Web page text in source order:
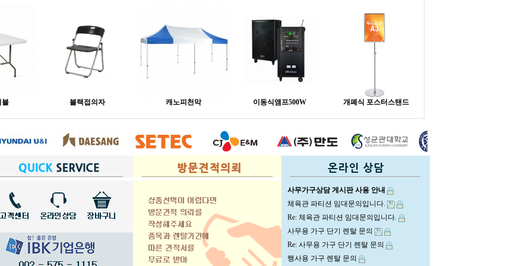
블 블랙접의자 캐노피천막 이동식앰프500W 개폐식 포스터스탠드
사무가구상담 게시판 사용 안내
체육관 파티션 임대문의입니다.
Re: 체육관 파티션 임대문의입니다.
사무용 가구 단기 렌탈 문의
Re: 사무용 가구 단기 렌탈 문의
행사용 가구 렌탈 문의